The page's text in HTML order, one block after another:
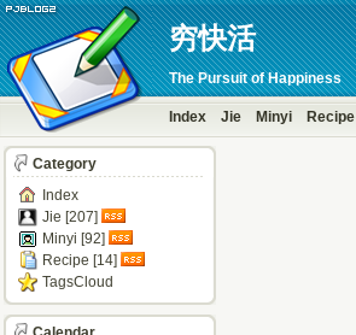
穷快活
The Pursuit of Happiness
Index Jie Minyi Recipe
Category
Index
Jie [207]
Minyi [92]
Recipe [14]
TagsCloud